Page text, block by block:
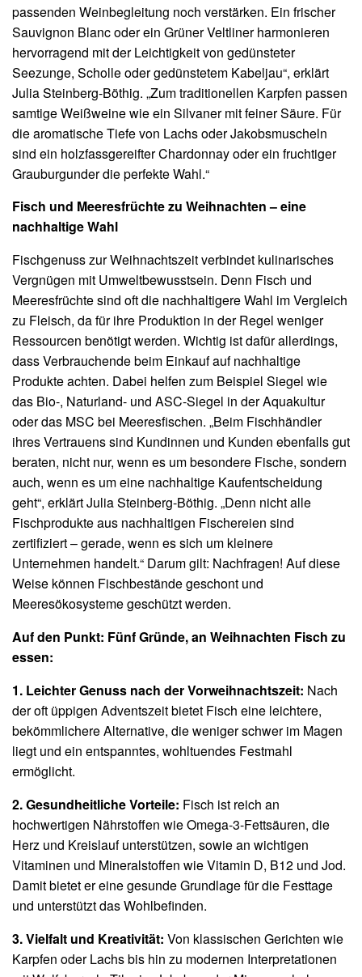
passenden Weinbegleitung noch verstärken. Ein frischer
Sauvignon Blanc oder ein Grüner Veltliner harmonieren
hervorragend mit der Leichtigkeit von gedünsteter
Seezunge, Scholle oder gedünstetem Kabeljau“, erklärt
Julia Steinberg-Böthig. „Zum traditionellen Karpfen passen
samtige Weißweine wie ein Silvaner mit feiner Säure. Für
die aromatische Tiefe von Lachs oder Jakobsmuscheln
sind ein holzfassgereifter Chardonnay oder ein fruchtiger
Grauburgunder die perfekte Wahl.“
Fisch und Meeresfrüchte zu Weihnachten – eine
nachhaltige Wahl
Fischgenuss zur Weihnachtszeit verbindet kulinarisches
Vergnügen mit Umweltbewusstsein. Denn Fisch und
Meeresfrüchte sind oft die nachhaltigere Wahl im Vergleich
zu Fleisch, da für ihre Produktion in der Regel weniger
Ressourcen benötigt werden. Wichtig ist dafür allerdings,
dass Verbrauchende beim Einkauf auf nachhaltige
Produkte achten. Dabei helfen zum Beispiel Siegel wie
das Bio-, Naturland- und ASC-Siegel in der Aquakultur
oder das MSC bei Meeresfischen. „Beim Fischhändler
ihres Vertrauens sind Kundinnen und Kunden ebenfalls gut
beraten, nicht nur, wenn es um besondere Fische, sondern
auch, wenn es um eine nachhaltige Kaufentscheidung
geht“, erklärt Julia Steinberg-Böthig. „Denn nicht alle
Fischprodukte aus nachhaltigen Fischereien sind
zertifiziert – gerade, wenn es sich um kleinere
Unternehmen handelt.“ Darum gilt: Nachfragen! Auf diese
Weise können Fischbestände geschont und
Meeresökosysteme geschützt werden.
Auf den Punkt: Fünf Gründe, an Weihnachten Fisch zu
essen:
1. Leichter Genuss nach der Vorweihnachtszeit: Nach
der oft üppigen Adventszeit bietet Fisch eine leichtere,
bekömmlichere Alternative, die weniger schwer im Magen
liegt und ein entspanntes, wohltuendes Festmahl
ermöglicht.
2. Gesundheitliche Vorteile: Fisch ist reich an
hochwertigen Nährstoffen wie Omega-3-Fettsäuren, die
Herz und Kreislauf unterstützen, sowie an wichtigen
Vitaminen und Mineralstoffen wie Vitamin D, B12 und Jod.
Damit bietet er eine gesunde Grundlage für die Festtage
und unterstützt das Wohlbefinden.
3. Vielfalt und Kreativität: Von klassischen Gerichten wie
Karpfen oder Lachs bis hin zu modernen Interpretationen